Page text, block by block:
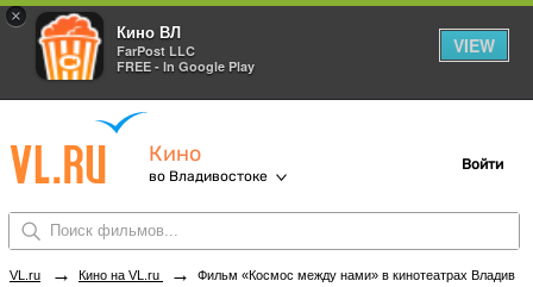
×
Кино ВЛ
FarPost LLC
FREE - In Google Play
VIEW
Кино
во Владивостоке
Войти
VL.ru → Кино на VL.ru → Фильм «Космос между нами» в кинотеатрах Владивостока. Купить билеты!